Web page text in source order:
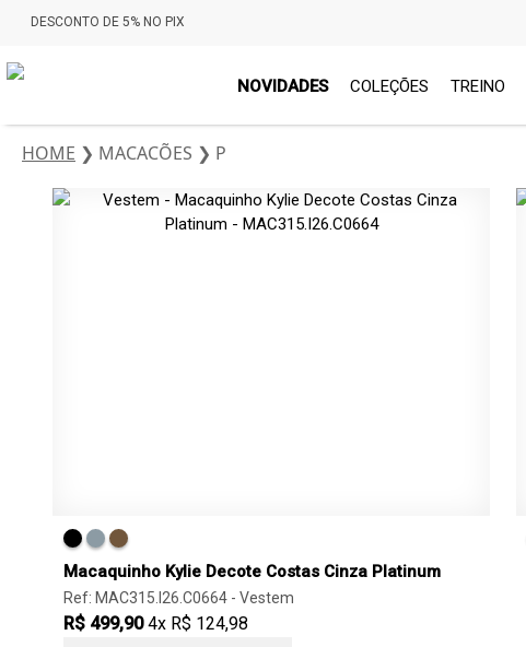
DESCONTO DE 5% NO PIX
NOVIDADES COLEÇÕES TREINO
HOME ❯ MACACÕES ❯ P
Macaquinho Kylie Decote Costas Cinza Platinum
Ref: MAC315.I26.C0664 - Vestem
R$ 499,90 4x R$ 124,98